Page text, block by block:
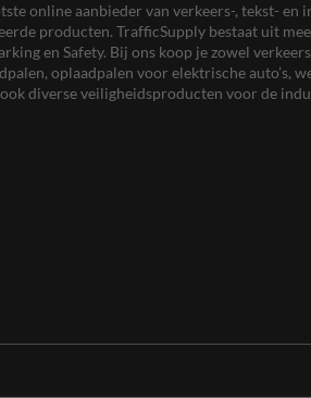
online aanbieder van verkeers-, tekst- en
producten. TrafficSupply bestaat uit
en Safety. Bij ons koop je zowel
oplaadpalen voor elektrische auto’s,
diverse veiligheidsproducten voor de